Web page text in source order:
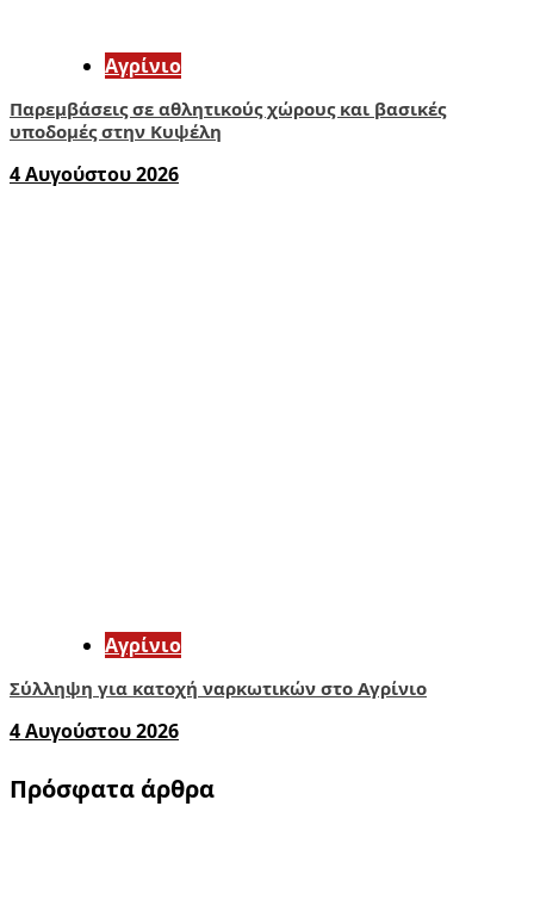
Aγρίνιο
Παρεμβάσεις σε αθλητικούς χώρους και βασικές
υποδομές στην Κυψέλη
4 Αυγούστου 2026
Aγρίνιο
Σύλληψη για κατοχή ναρκωτικών στο Αγρίνιο
4 Αυγούστου 2026
Πρόσφατα άρθρα